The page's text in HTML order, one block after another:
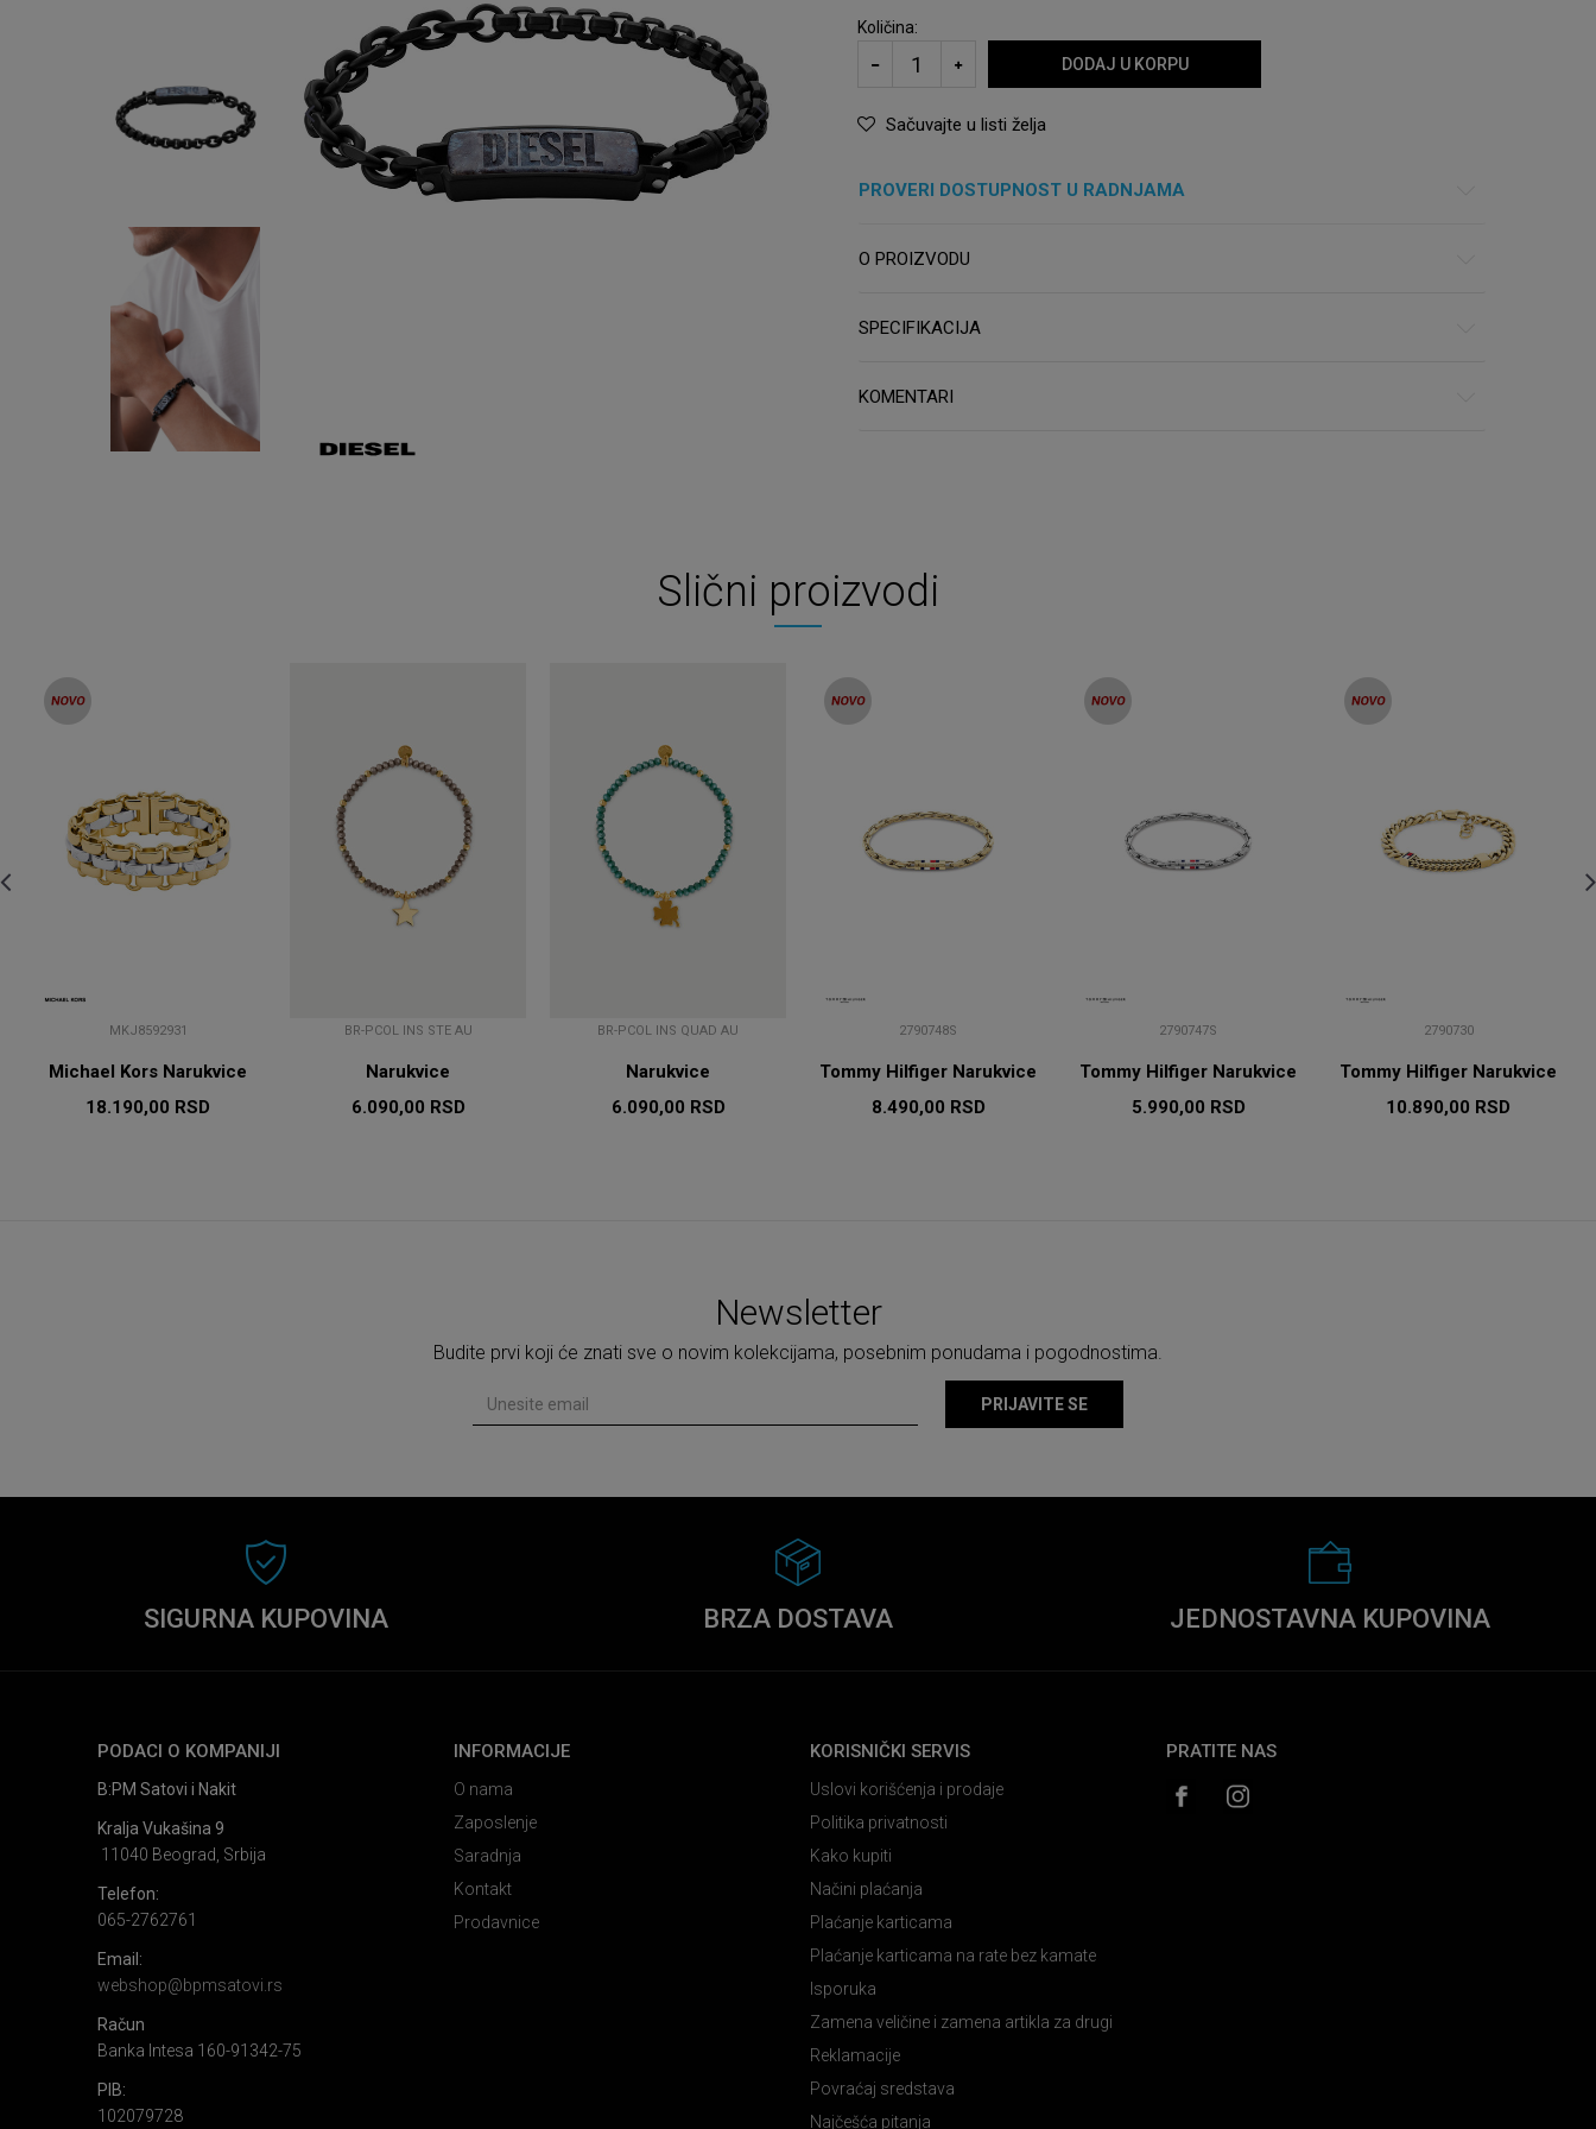
Količina:
DODAJ U KORPU
Sačuvajte u listi želja
PROVERI DOSTUPNOST U RADNJAMA
O PROIZVODU
SPECIFIKACIJA
KOMENTARI
Slični proizvodi
MKJ8592931
Michael Kors Narukvice
18.190,00 RSD
BR-PCOL INS STE AU
Narukvice
6.090,00 RSD
BR-PCOL INS QUAD AU
Narukvice
6.090,00 RSD
2790748S
Tommy Hilfiger Narukvice
8.490,00 RSD
2790747S
Tommy Hilfiger Narukvice
5.990,00 RSD
2790730
Tommy Hilfiger Narukvice
10.890,00 RSD
Newsletter
Budite prvi koji će znati sve o novim kolekcijama, posebnim ponudama i pogodnostima.
PRIJAVITE SE
SIGURNA KUPOVINA BRZA DOSTAVA JEDNOSTAVNA KUPOVINA
PODACI O KOMPANIJI
B:PM Satovi i Nakit
Kralja Vukašina 9
11040 Beograd, Srbija
Telefon:
065-2762761
Email:
webshop@bpmsatovi.rs
Račun
Banka Intesa 160-91342-75
PIB:
102079728
INFORMACIJE
O nama
Zaposlenje
Saradnja
Kontakt
Prodavnice
KORISNIČKI SERVIS
Uslovi korišćenja i prodaje
Politika privatnosti
Kako kupiti
Načini plaćanja
Plaćanje karticama
Plaćanje karticama na rate bez kamate
Isporuka
Zamena veličine i zamena artikla za drugi
Reklamacije
Povraćaj sredstava
Najčešća pitanja
PRATITE NAS